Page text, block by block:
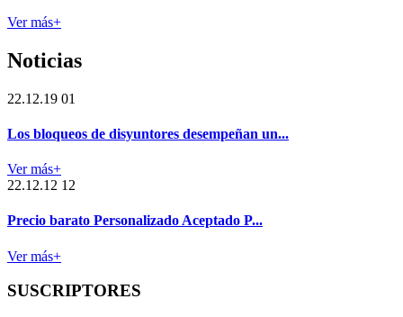
Ver más+
Noticias
22.12.19 01
Los bloqueos de disyuntores desempeñan un...
Ver más+
22.12.12 12
Precio barato Personalizado Aceptado P...
Ver más+
SUSCRIPTORES